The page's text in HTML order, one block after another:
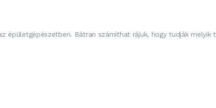
épületgépészetben. Bátran számíthat rájuk, hogy tudják melyik